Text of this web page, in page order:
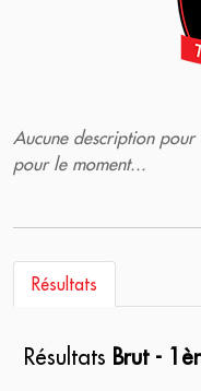
Aucune description
pour le moment...
Résultats
Résultats Brut -